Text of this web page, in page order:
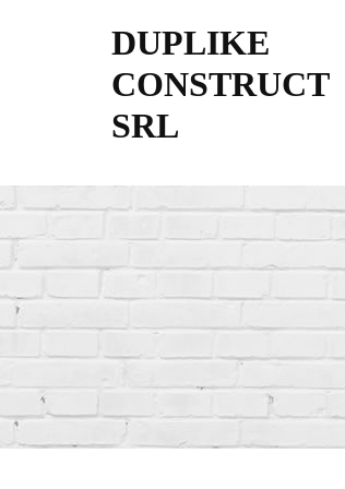
DUPLIKE
CONSTRUCT
SRL